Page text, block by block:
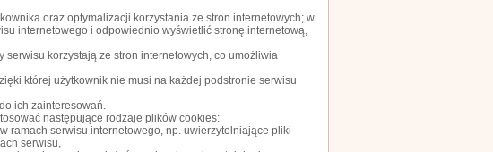
oraz optymalizacji korzystania ze stron internetowych; w
internetowego i odpowiednio wyświetlić stronę internetową,
korzystają ze stron internetowych, co umożliwia
której użytkownik nie musi na każdej podstronie serwisu
ich zainteresowań.
następujące rodzaje plików cookies:
ramach serwisu internetowego, np. uwierzytelniające pliki
serwisu,